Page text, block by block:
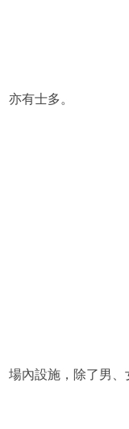
亦有士多。
場內設施，除了男、